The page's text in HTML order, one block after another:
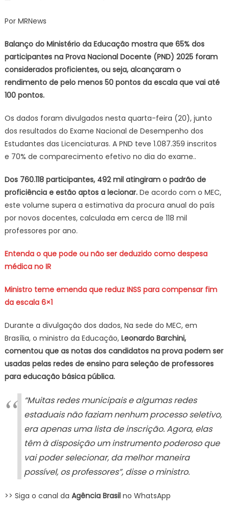
e
estão
a
Por MRNews
Balanço do Ministério da Educação mostra que 65% dos
participantes na Prova Nacional Docente (PND) 2025 foram
considerados proficientes, ou seja, alcançaram o
rendimento de pelo menos 50 pontos da escala que vai até
100 pontos.
Os dados foram divulgados nesta quarta-feira (20), junto
dos resultados do Exame Nacional de Desempenho dos
Estudantes das Licenciaturas. A PND teve 1.087.359 inscritos
e 70% de comparecimento efetivo no dia do exame..
Dos 760.118 participantes, 492 mil atingiram o padrão de
proficiência e estão aptos a lecionar. De acordo com o MEC,
este volume supera a estimativa da procura anual do país
por novos docentes, calculada em cerca de 118 mil
professores por ano.
Entenda o que pode ou não ser deduzido como despesa
médica no IR
Ministro teme emenda que reduz INSS para compensar fim
da escala 6×1
Durante a divulgação dos dados, Na sede do MEC, em
Brasília, o ministro da Educação,Leonardo Barchini,
comentou que as notas dos candidatos na prova podem ser
usadas pelas redes de ensino para seleção de professores
para educação básica pública.
“Muitas redes municipais e algumas redes
estaduais não faziam nenhum processo seletivo,
era apenas uma lista de inscrição. Agora, elas
têm à disposição um instrumento poderoso que
vai poder selecionar, da melhor maneira
possível, os professores”, disse o ministro.
>> Siga o canal da Agência Brasil no WhatsApp